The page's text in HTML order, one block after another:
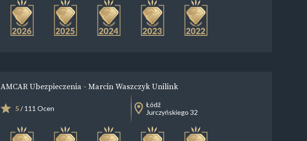
AMCAR Ubezpieczenia - Marcin Waszczyk Unilink
5/ 111 Ocen
Łódź
Jurczyńskiego 32